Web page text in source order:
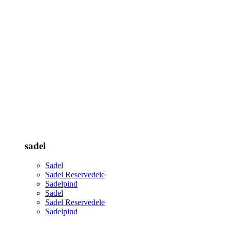
sadel
Sadel
Sadel Reservedele
Sadelpind
Sadel
Sadel Reservedele
Sadelpind